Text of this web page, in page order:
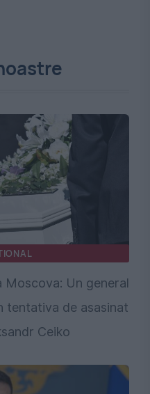
Moscova: Un general
tentativa de asasinat
Ceiko